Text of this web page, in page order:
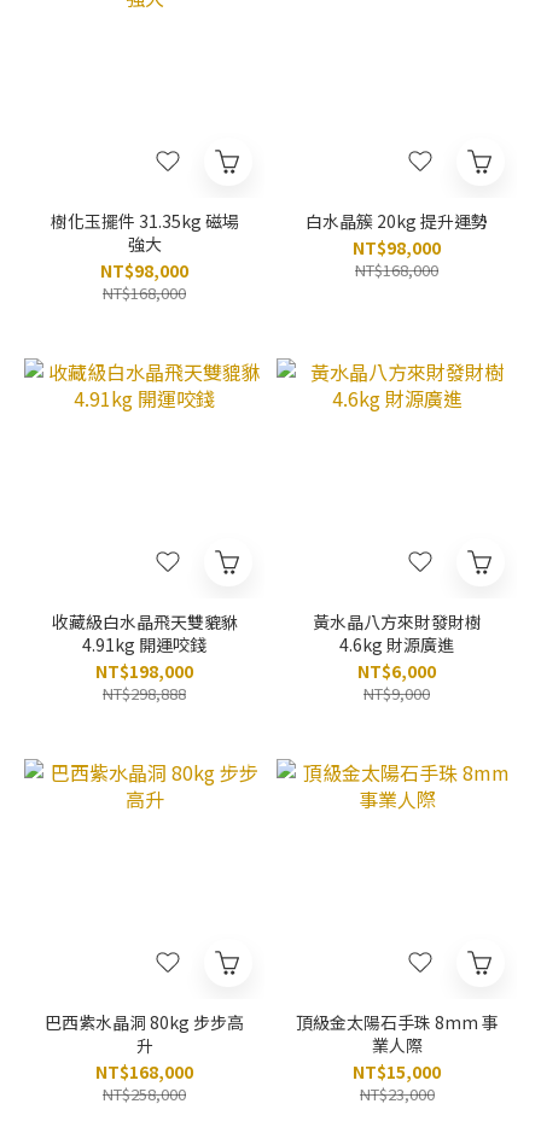
樹化玉擺件 31.35kg 磁場
強大
NT$98,000
NT$168,000
白水晶簇 20kg 提升運勢
NT$98,000
NT$168,000
收藏級白水晶飛天雙貔貅
4.91kg 開運咬錢
NT$198,000
NT$298,888
黃水晶八方來財發財樹
4.6kg 財源廣進
NT$6,000
NT$9,000
巴西紫水晶洞 80kg 步步高
升
NT$168,000
NT$258,000
頂級金太陽石手珠 8mm 事
業人際
NT$15,000
NT$23,000